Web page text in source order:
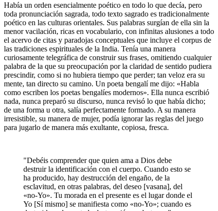
Había un orden esencialmente poético en todo lo que decía, pero
toda pronunciación sagrada, todo texto sagrado es tradicionalmente
poético en las culturas orientales. Sus palabras surgían de ella sin la
menor vacilación, ricas en vocabulario, con infinitas alusiones a todo
el acervo de citas y paradojas conceptuales que incluye el corpus de
las tradiciones espirituales de la India. Tenía una manera
curiosamente telegráfica de construir sus frases, omitiendo cualquier
palabra de la que su preocupación por la claridad de sentido pudiera
prescindir, como si no hubiera tiempo que perder; tan veloz era su
mente, tan directo su camino. Un poeta bengalí me dijo: «Habla
como escriben los poetas bengalíes modernos». Ella nunca escribió
nada, nunca preparó su discurso, nunca revisó lo que había dicho;
de una forma u otra, salía perfectamente formado. A su manera
irresistible, su manera de mujer, podía ignorar las reglas del juego
para jugarlo de manera más exultante, copiosa, fresca.
"Debéis comprender que quien ama a Dios debe
destruir la identificación con el cuerpo. Cuando esto se
ha producido, hay destrucción del engaño, de la
esclavitud, en otras palabras, del deseo [vasana], del
«no-Yo». Tu morada en el presente es el lugar donde el
Yo [Sí mismo] se manifiesta como «no-Yo»; cuando es